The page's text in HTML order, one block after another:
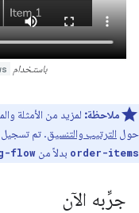
باستخدام
ملاحظة:
حول الترتيب والتنسيق. تم تسجيل
order-items بدلاً من flow
جرِّبه الآن